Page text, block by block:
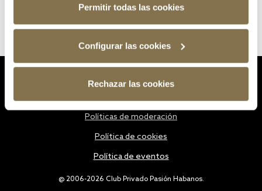
Permitir todas las cookies
Configurar las cookies
Rechazar las cookies
@ 2006-2026 Club Privado Pasión Habanos.
Políticas de moderación
Política de cookies
Política de eventos